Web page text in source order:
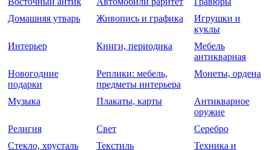
Домашняя утварь
Живопись и графика
Игрушки и
куклы
Интерьер
Книги, периодика
Мебель
антикварная
Новогодние
подарки
Реплики: мебель,
предметы интерьера
Монеты, ордена
Музыка Плакаты, карты
Антикварное
оружие
Религия
Свет
Серебро
Стекло, хрусталь
Текстиль
Техника и